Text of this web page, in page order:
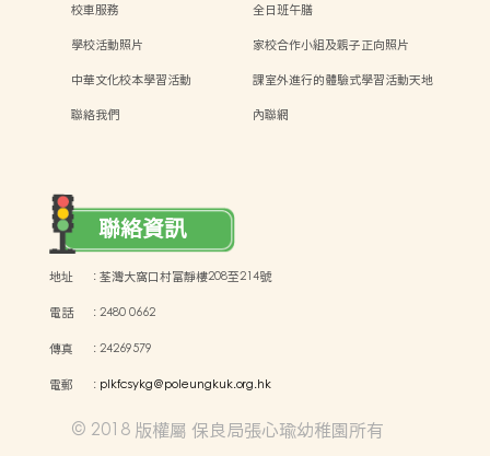
校車服務
全日班午膳
學校活動照片
家校合作小組及親子正向照片
中華文化校本學習活動
課室外進行的體驗式學習活動天地
聯絡我們
內聯網
聯絡資訊
地址 :荃灣大窩口村富靜樓208至214號
電話 :2480 0662
傳真 :24269579
電郵 : plkfcsykg@poleungkuk.org.hk
© 2018 版權屬 保良局張心瑜幼稚園所有